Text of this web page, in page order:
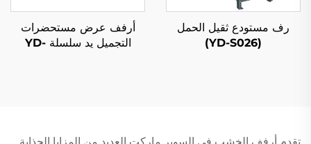
رف مستودع ثقيل الحمل
(YD-S026)
أرفف عرض مستحضرات
التجميل يد سلسلة YD-